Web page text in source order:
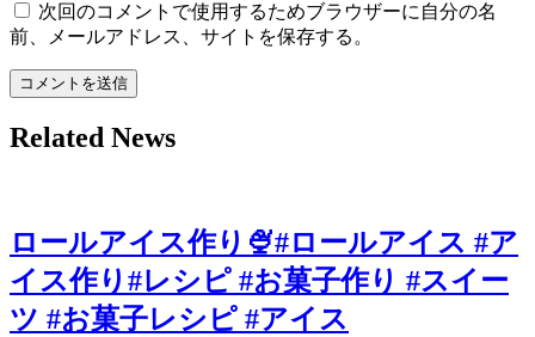
次回のコメントで使用するためブラウザーに自分の名
前、メールアドレス、サイトを保存する。
Related News
ロールアイス作り🍨#ロールアイス #ア
イス作り#レシピ #お菓子作り #スイー
ツ #お菓子レシピ #アイス